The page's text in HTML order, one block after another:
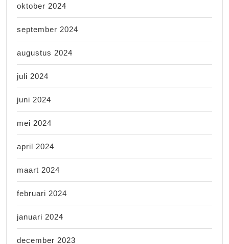
oktober 2024
september 2024
augustus 2024
juli 2024
juni 2024
mei 2024
april 2024
maart 2024
februari 2024
januari 2024
december 2023